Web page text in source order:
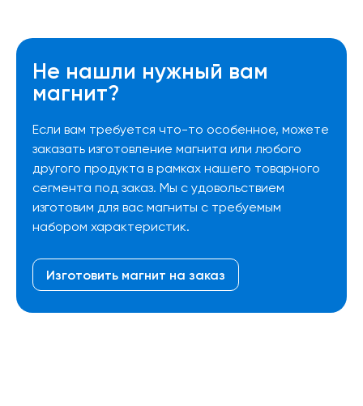
Не нашли нужный вам
магнит?
Если вам требуется что-то особенное, можете
заказать изготовление магнита или любого
другого продукта в рамках нашего товарного
сегмента под заказ. Мы с удовольствием
изготовим для вас магниты с требуемым
набором характеристик.
Изготовить магнит на заказ